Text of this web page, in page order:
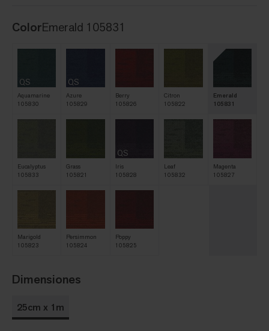
ColorEmerald 105831
QS
Aquamarine
105830
QS
Azure
105829
Berry
105826
Citron
105822
Emerald
105831
Eucalyptus
105833
Grass
105821
QS
Iris
105828
Leaf
105832
Magenta
105827
Marigold
105823
Persimmon
105824
Poppy
105825
Dimensiones
25cm x 1m